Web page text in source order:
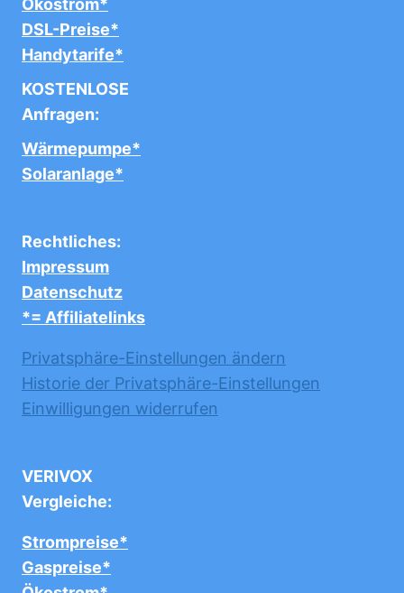
Ökostrom*
DSL-Preise*
Handytarife*
KOSTENLOSE
Anfragen:
Wärmepumpe*
Solaranlage*
Rechtliches:
Impressum
Datenschutz
*= Affiliatelinks
Privatsphäre-Einstellungen ändern
Historie der Privatsphäre-Einstellungen
Einwilligungen widerrufen
VERIVOX
Vergleiche:
Strompreise*
Gaspreise*